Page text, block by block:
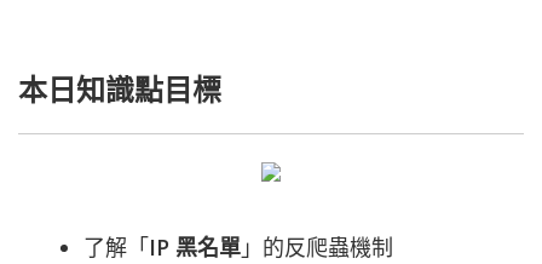
本日知識點目標
了解「IP 黑名單 」的反爬蟲機制